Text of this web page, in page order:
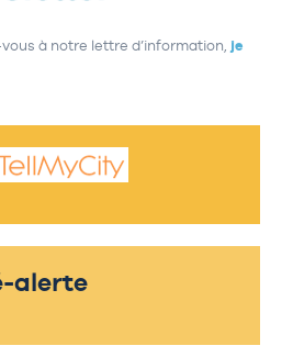
à notre lettre d’information, je
alerte